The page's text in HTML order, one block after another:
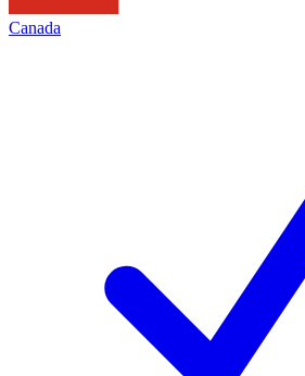
Canada